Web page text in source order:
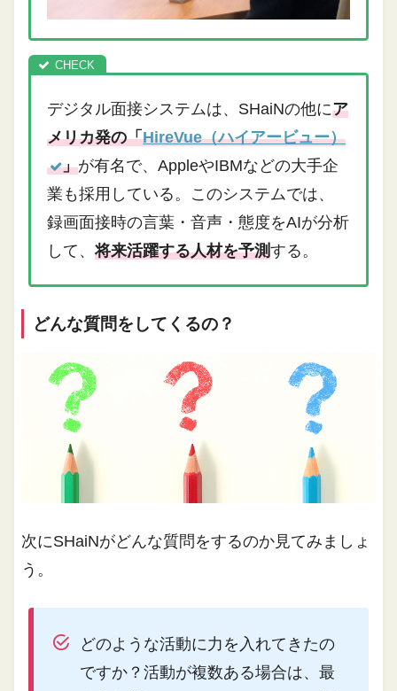
デジタル面接システムは、SHaiNの他にア
メリカ発の「HireVue（ハイアービュー）
」が有名で、AppleやIBMなどの大手企
業も採用している。このシステムでは、
録画面接時の言葉・音声・態度をAIが分析
して、将来活躍する人材を予測する。
どんな質問をしてくるの？
次にSHaiNがどんな質問をするのか見てみましょ
う。
どのような活動に力を入れてきたの
ですか？活動が複数ある場合は、最